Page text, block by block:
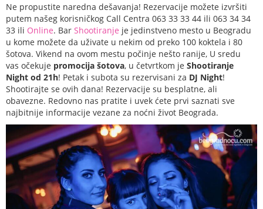
Ne propustite naredna dešavanja! Rezervacije možete izvršiti
putem našeg korisničkog Call Centra 063 33 33 44 ili 063 34 34
33 ili Online. Bar Shootiranje je jedinstveno mesto u Beogradu
u kome možete da uživate u nekim od preko 100 koktela i 80
šotova. Vikend na ovom mestu počinje nešto ranije, U sredu
vas očekuje promocija šotova, u četvrtkom je Shootiranje
Night od 21h! Petak i subota su rezervisani za DJ Night!
Shootirajte se ovih dana! Rezervacije su besplatne, ali
obavezne. Redovno nas pratite i uvek ćete prvi saznati sve
najbitnije informacije vezane za noćni život Beograda.